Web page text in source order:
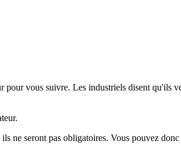
pour vous suivre. Les industriels disent
ne seront pas obligatoires. Vous pouvez